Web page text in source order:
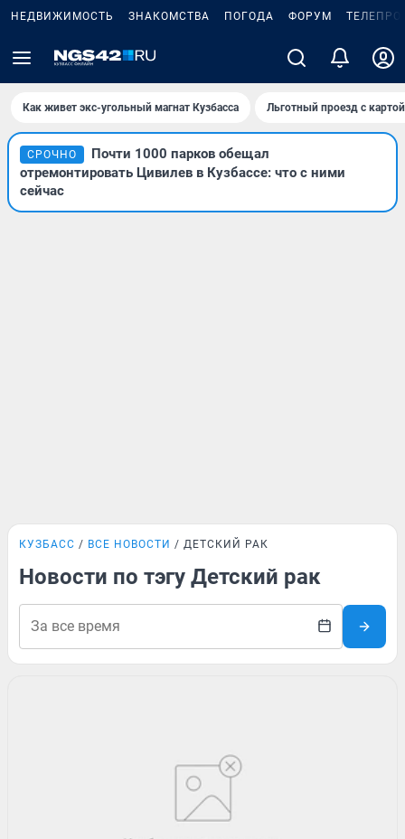
НЕДВИЖИМОСТЬ ЗНАКОМСТВА ПОГОДА ФОРУМ
Как живет экс-угольный магнат Кузбасса Льготный проезд с
СРОЧНО
Почти 1000 парков обещал
отремонтировать Цивилев в Кузбассе: что с ними
сейчас
КУЗБАСС ВСЕ НОВОСТИ ДЕТСКИЙ РАК
Новости по тэгу Детский рак